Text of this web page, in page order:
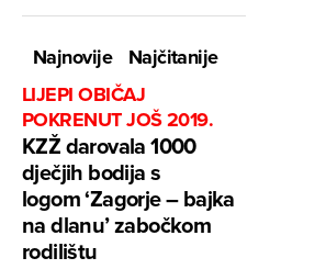
Najnovije
Najčitanije
LIJEPI OBIČAJ
POKRENUT JOŠ 2019.
KZŽ darovala 1000
dječjih bodija s
logom ‘Zagorje – bajka
na dlanu’ zabočkom
rodilištu